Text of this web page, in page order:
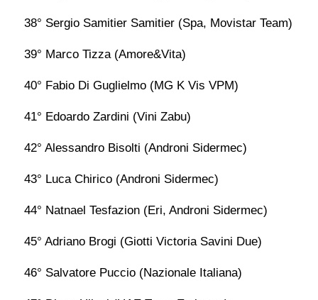
38° Sergio Samitier Samitier (Spa, Movistar Team)
39° Marco Tizza (Amore&Vita)
40° Fabio Di Guglielmo (MG K Vis VPM)
41° Edoardo Zardini (Vini Zabu)
42° Alessandro Bisolti (Androni Sidermec)
43° Luca Chirico (Androni Sidermec)
44° Natnael Tesfazion (Eri, Androni Sidermec)
45° Adriano Brogi (Giotti Victoria Savini Due)
46° Salvatore Puccio (Nazionale Italiana)